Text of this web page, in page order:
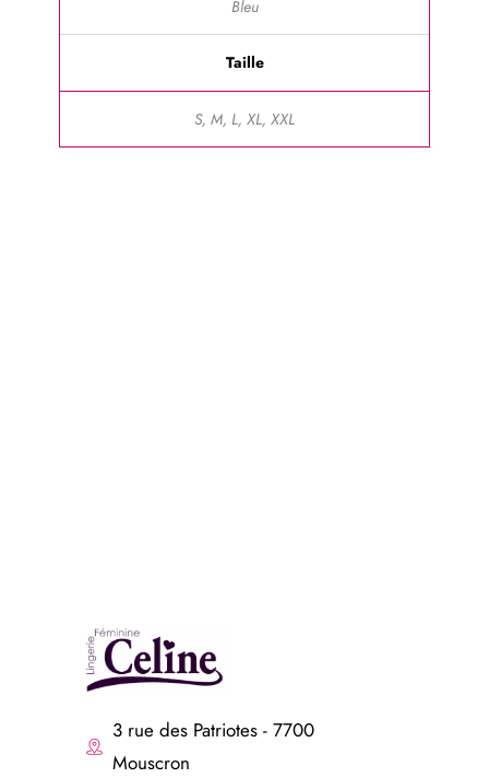
Bleu
Taille
S, M, L, XL, XXL
3 rue des Patriotes - 7700
Mouscron